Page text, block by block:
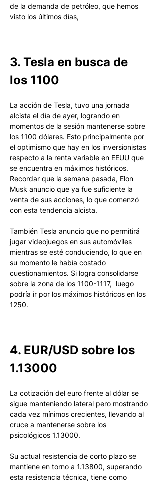
de la demanda de petróleo, que hemos
visto los últimos días,
3. Tesla en busca de
los 1100
La acción de Tesla, tuvo una jornada
alcista el día de ayer, logrando en
momentos de la sesión mantenerse sobre
los 1100 dólares. Esto principalmente por
el optimismo que hay en los inversionistas
respecto a la renta variable en EEUU que
se encuentra en máximos históricos.
Recordar que la semana pasada, Elon
Musk anuncio que ya fue suficiente la
venta de sus acciones, lo que comenzó
con esta tendencia alcista.
También Tesla anuncio que no permitirá
jugar videojuegos en sus automóviles
mientras se esté conduciendo, lo que en
su momento le había costado
cuestionamientos. Si logra consolidarse
sobre la zona de los 1100-1117,  luego
podría ir por los máximos históricos en los
1250.
4. EUR/USD sobre los
1.13000
La cotización del euro frente al dólar se
sigue manteniendo lateral pero mostrando
cada vez mínimos crecientes, llevando al
cruce a mantenerse sobre los
psicológicos 1.13000.
Su actual resistencia de corto plazo se
mantiene en torno a 1.13800, superando
esta resistencia técnica, tiene como